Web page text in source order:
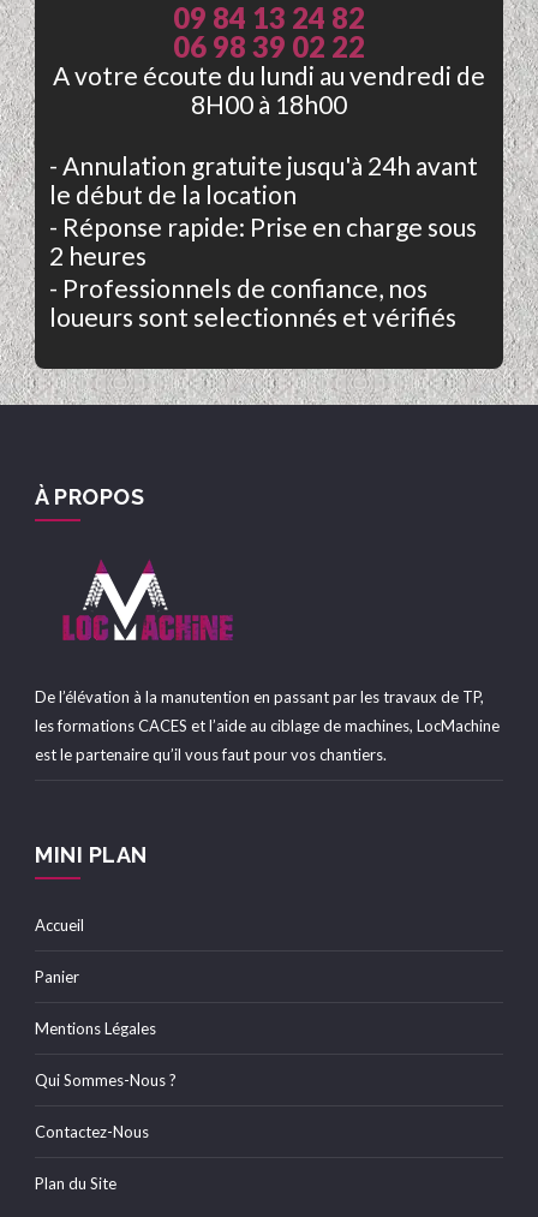
09 84 13 24 82
06 98 39 02 22
A votre écoute du lundi au vendredi de
8H00 à 18h00
- Annulation gratuite jusqu'à 24h avant
le début de la location
- Réponse rapide: Prise en charge sous
2 heures
- Professionnels de confiance, nos
loueurs sont selectionnés et vérifiés
À PROPOS
De l’élévation à la manutention en passant par les travaux de TP,
les formations CACES et l’aide au ciblage de machines, LocMachine
est le partenaire qu’il vous faut pour vos chantiers.
MINI PLAN
Accueil
Panier
Mentions Légales
Qui Sommes-Nous ?
Contactez-Nous
Plan du Site